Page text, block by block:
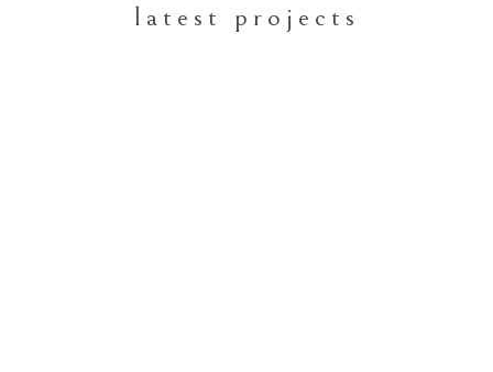
latest projects